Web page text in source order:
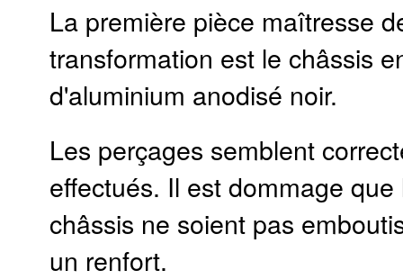
La première pièce maîtresse
transformation est le châssis
d'aluminium anodisé noir.
Les perçages semblent
effectués. Il est dommage
châssis ne soient pas
un renfort.